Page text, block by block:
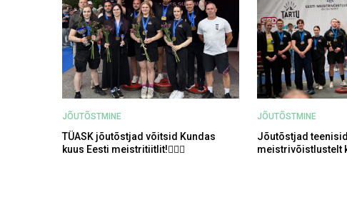
JÕUTÕSTMINE
TÜASK jõutõstjad võitsid Kundas
kuus Eesti meistritiitlit!🏋‍♀💪
JÕUTÕSTMINE
Jõutõstjad
meistrivõistlustelt